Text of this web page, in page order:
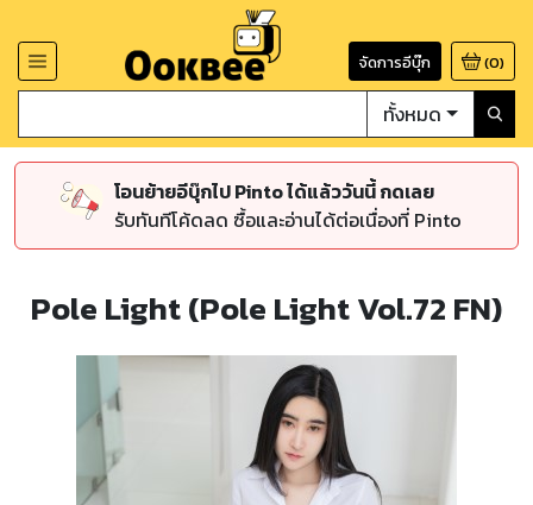
จัดการอีบุ๊ก (0)
ทั้งหมด
โอนย้ายอีบุ๊กไป Pinto ได้แล้ววันนี้ กดเลย
รับทันทีโค้ดลด ซื้อและอ่านได้ต่อเนื่องที่ Pinto
Pole Light (Pole Light Vol.72 FN)